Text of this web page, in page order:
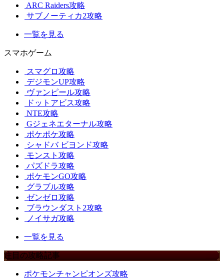
ARC Raiders攻略
サブノーティカ2攻略
一覧を見る
スマホゲーム
スマグロ攻略
デジモンUP攻略
ヴァンピール攻略
ドットアビス攻略
NTE攻略
Gジェネエターナル攻略
ポケポケ攻略
シャドバ ビヨンド攻略
モンスト攻略
パズドラ攻略
ポケモンGO攻略
グラブル攻略
ゼンゼロ攻略
ブラウンダスト2攻略
ノイサガ攻略
一覧を見る
注目の攻略記事
ポケモンチャンピオンズ攻略